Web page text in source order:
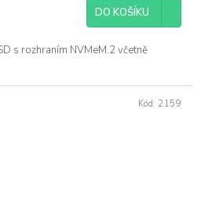
DO KOŠÍKU
s rozhraním NVMeM.2 včetně
Kód: 2159